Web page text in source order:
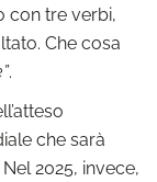
con tre verbi,
Che cosa
.
che sarà
2025, invece,